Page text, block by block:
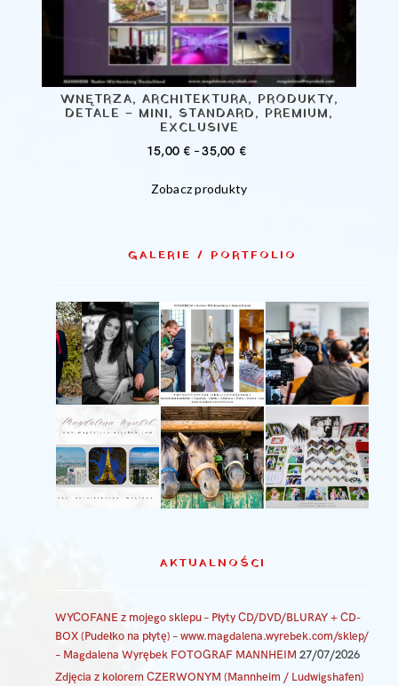
WNĘTRZA, ARCHITEKTURA, PRODUKTY,
DETALE – MINI, STANDARD, PREMIUM,
EXCLUSIVE
15,00 € –35,00 €
OD
35,00 €
Zobacz produkty
GALERIE / PORTFOLIO
AKTUALNOŚCI
WYCOFANE z mojego sklepu – Płyty CD/DVD/BLURAY + CD-
BOX (Pudełko na płytę) – www.magdalena.wyrebek.com/sklep/
– Magdalena Wyrębek FOTOGRAF MANNHEIM 27/07/2026
Zdjęcia z kolorem CZERWONYM (Mannheim / Ludwigshafen)